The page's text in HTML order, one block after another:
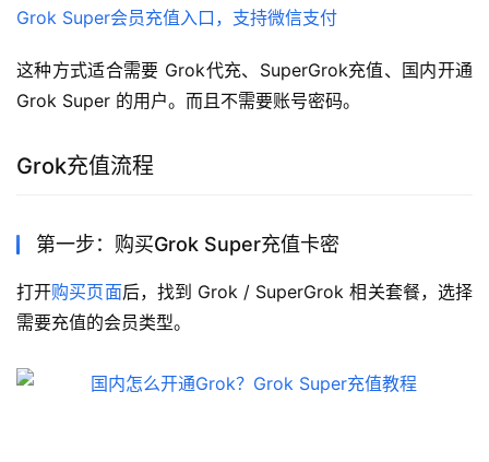
Grok Super会员充值入口，支持微信支付
这种方式适合需要 Grok代充、SuperGrok充值、国内开通
Grok Super 的用户。而且不需要账号密码。
Grok充值流程
第一步：购买Grok Super充值卡密
打开购买页面后，找到 Grok / SuperGrok 相关套餐，选择
需要充值的会员类型。